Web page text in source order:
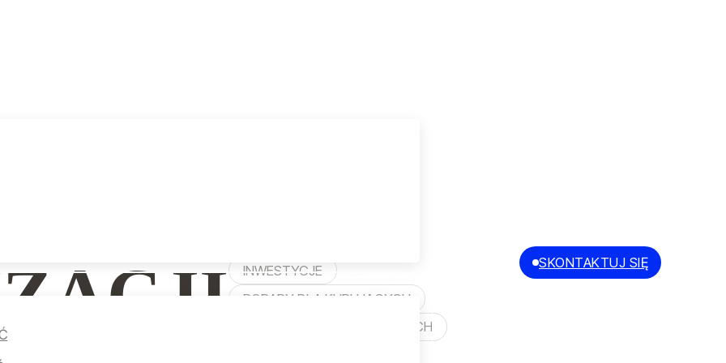
SKONTAKTUJ SIĘ
INWESTYCJE
PORADY DLA KUPUJĄCYCH
PORADY DLA SPRZEDAJĄCYCH